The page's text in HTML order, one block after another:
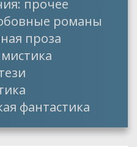
прочее
романы
проза
фантастика